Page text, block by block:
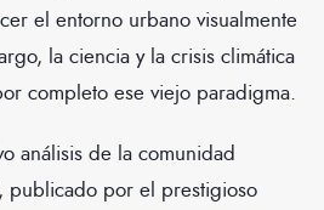
el entorno urbano visualmente
la ciencia y la crisis climática
completo ese viejo paradigma.
análisis de la comunidad
publicado por el prestigioso